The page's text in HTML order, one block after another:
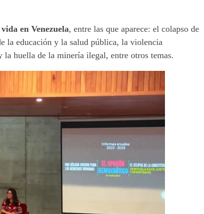
en Venezuela, entre las que aparece: el colapso de
la educación y la salud pública, la violencia
la huella de la minería ilegal, entre otros temas.